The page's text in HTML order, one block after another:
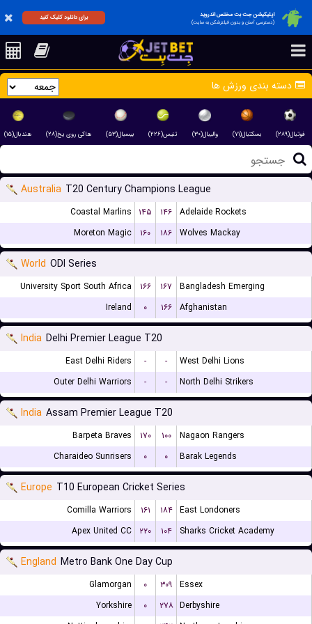
اپلیکیشن جت بت مختص اندروید
(دسترسی آسان و بدون فیلترشکن به سایت)
برای دانلود کلیک کنید
دسته بندی ورزش ها
فوتبال(۲۸۹) بسکتبال(۷۱) والیبال(۳۰) تنیس(۲۲۶) بیسبال(۵۳) هاکی روی یخ(۲۸) هندبال(۱۵)
Australia T20 Century Champions League
Coastal Marlins ۱۴۵ ۱۴۶ Adelaide Rockets
Moreton Magic
۱۶۰ ۱۸۶ Wolves Mackay
World ODI Series
University Sport South Africa ۱۶۶ ۱۶۷
Bangladesh Emerging
Ireland
۰ ۱۶۶ Afghanistan
India Delhi Premier League T20
East Delhi Riders - -
West Delhi Lions
Outer Delhi Warriors
- - North Delhi Strikers
India Assam Premier League T20
Barpeta Braves ۱۷۰ ۱۰۰
Nagaon Rangers
Charaideo Sunrisers
۰ ۰ Barak Legends
Europe T10 European Cricket Series
Comilla Warriors ۱۶۱ ۱۸۴ East Londoners
Apex United CC
۲۲۰ ۱۰۴ Sharks Cricket Academy
England Metro Bank One Day Cup
Glamorgan ۰ ۳۰۹ Essex
Yorkshire
۰ ۲۷۸ Derbyshire